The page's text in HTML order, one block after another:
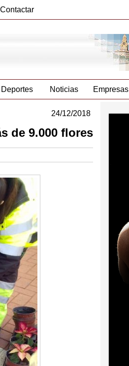
Contactar
Deportes Noticias Empresas
24/12/2018
de 9.000 flores